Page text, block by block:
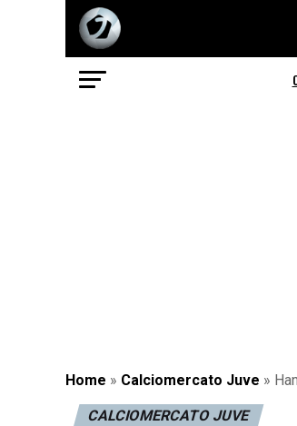
Home » Calciomercato Juve »
CALCIOMERCATO JUVE